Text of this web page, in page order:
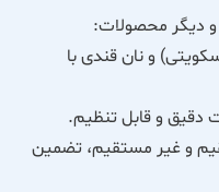
دیگر محصولات:
و نان قندی با
دقیق و قابل تنظیم.
و غیر مستقیم، تضمین